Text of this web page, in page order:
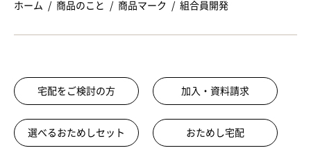
ホーム 商品のこと 商品マーク 組合員開発
宅配をご検討の方 加入・資料請求
選べるおためしセット おためし宅配